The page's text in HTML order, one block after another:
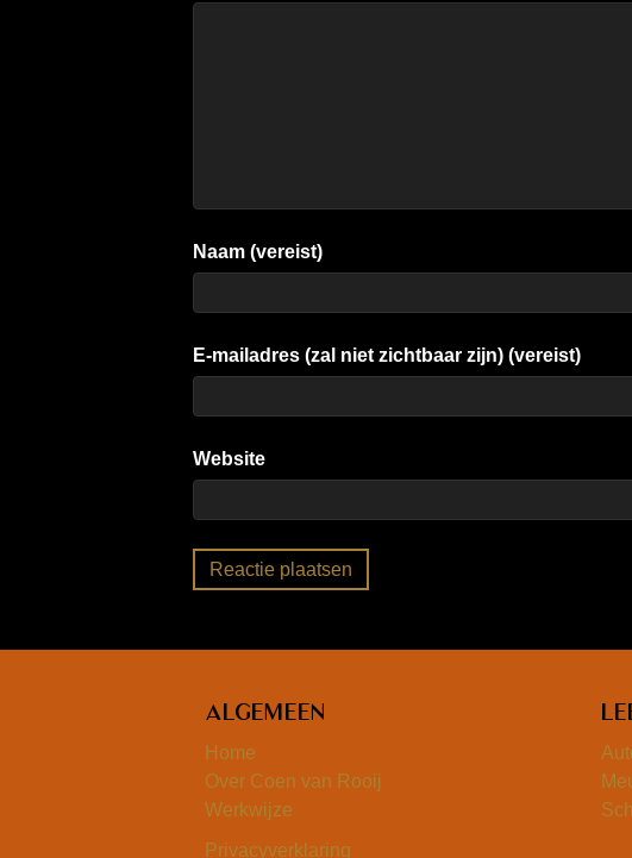
Naam (vereist)
E-mailadres (zal niet zichtbaar zijn) (vereist)
Website
Algemeen
Home
Over Coen van Rooij
Werkwijze
Privacyverklaring